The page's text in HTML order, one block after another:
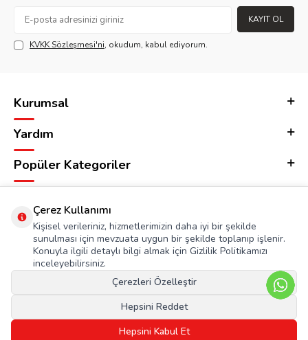
KAYIT OL
KVKK Sözleşmesi'ni, okudum, kabul ediyorum.
Kurumsal
Yardım
Popüler Kategoriler
Çerez Kullanımı
Kişisel verileriniz, hizmetlerimizin daha iyi bir şekilde
sunulması için mevzuata uygun bir şekilde toplanıp işlenir.
Konuyla ilgili detaylı bilgi almak için Gizlilik Politikamızı
inceleyebilirsiniz.
Çerezleri Özelleştir
Hepsini Reddet
Hepsini Kabul Et